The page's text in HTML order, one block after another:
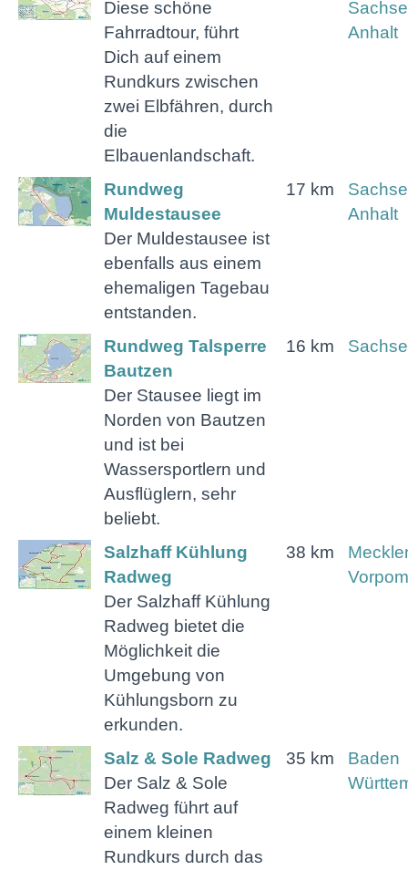
Diese schöne
Fahrradtour, führt
Dich auf einem
Rundkurs zwischen
zwei Elbfähren, durch
die
Elbauenlandschaft.
Anhalt
Rundweg
Muldestausee
Der Muldestausee ist
ebenfalls aus einem
ehemaligen Tagebau
entstanden.
17 km
Anhalt
Rundweg Talsperre
Bautzen
Der Stausee liegt im
Norden von Bautzen
und ist bei
Wassersportlern und
Ausflüglern, sehr
beliebt.
16 km
Salzhaff Kühlung
Radweg
Der Salzhaff Kühlung
Radweg bietet die
Möglichkeit die
Umgebung von
Kühlungsborn zu
erkunden.
38 km
Salz & Sole Radweg
Der Salz & Sole
Radweg führt auf
einem kleinen
Rundkurs durch das
35 km
Baden